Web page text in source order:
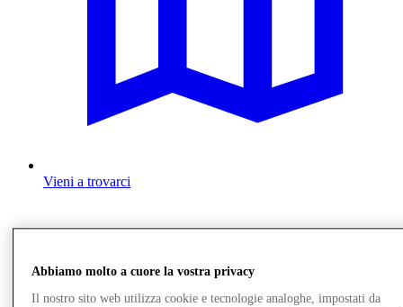
Vieni a trovarci
Abbiamo molto a cuore la vostra privacy
Il nostro sito web utilizza cookie e tecnologie analoghe, impostati da